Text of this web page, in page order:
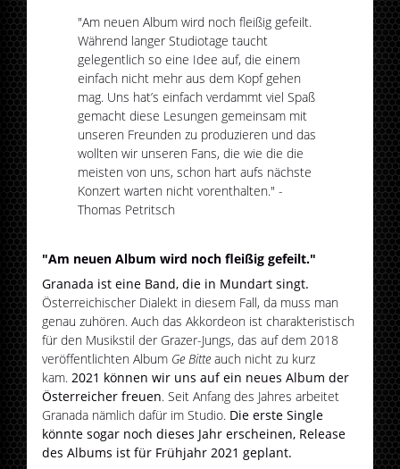
"Am neuen Album wird noch fleißig gefeilt.
Während langer Studiotage taucht
gelegentlich so eine Idee auf, die einem
einfach nicht mehr aus dem Kopf gehen
mag. Uns hat’s einfach verdammt viel Spaß
gemacht diese Lesungen gemeinsam mit
unseren Freunden zu produzieren und das
wollten wir unseren Fans, die wie die die
meisten von uns, schon hart aufs nächste
Konzert warten nicht vorenthalten." -
Thomas Petritsch
"Am neuen Album wird noch fleißig gefeilt."
Granada ist eine Band, die in Mundart singt.
Österreichischer Dialekt in diesem Fall, da muss man
genau zuhören. Auch das Akkordeon ist charakteristisch
für den Musikstil der Grazer-Jungs, das auf dem 2018
veröffentlichten Album Ge Bitte auch nicht zu kurz
kam. 2021 können wir uns auf ein neues Album der
Österreicher freuen. Seit Anfang des Jahres arbeitet
Granada nämlich dafür im Studio. Die erste Single
könnte sogar noch dieses Jahr erscheinen, Release
des Albums ist für Frühjahr 2021 geplant.